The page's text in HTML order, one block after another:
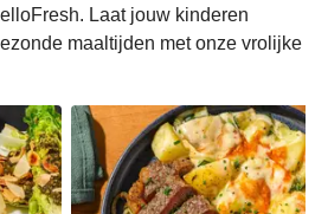
Laat jouw kinderen
maaltijden met onze vrolijke